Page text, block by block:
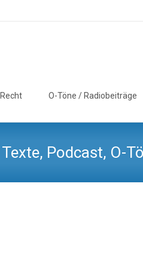
Recht O-Töne / Radiobeiträge
Podcast, O-